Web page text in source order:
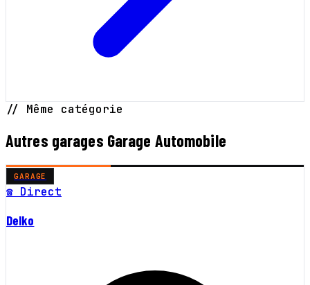
// Même catégorie
Autres garages Garage Automobile
GARAGE
☎ Direct
Delko